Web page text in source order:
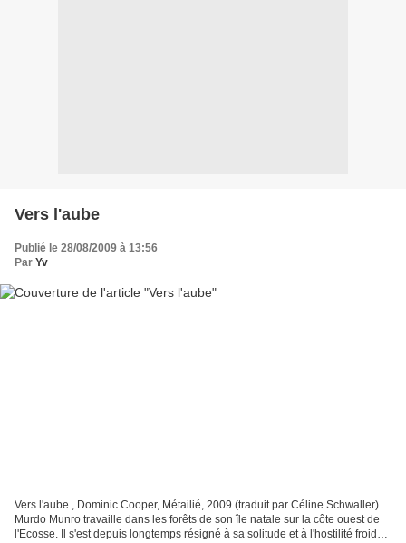
Vers l'aube
Publié le 28/08/2009 à 13:56
Par Yv
Vers l'aube , Dominic Cooper, Métailié, 2009 (traduit par Céline Schwaller)
Murdo Munro travaille dans les forêts de son île natale sur la côte ouest de
l'Ecosse. Il s'est depuis longtemps résigné à sa solitude et à l'hostilité froide